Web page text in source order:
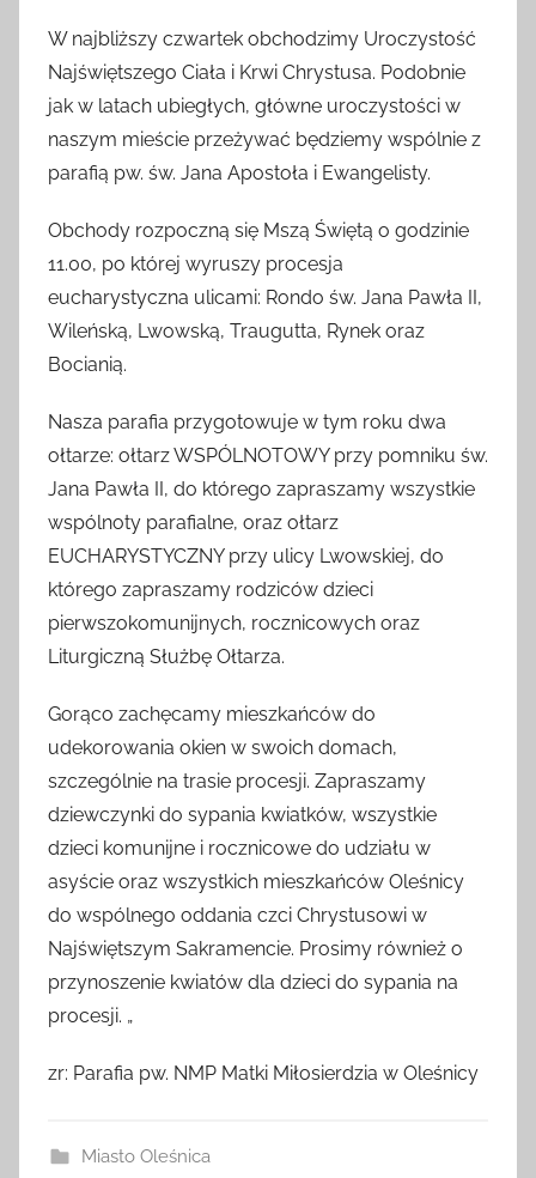
W najbliższy czwartek obchodzimy Uroczystość
Najświętszego Ciała i Krwi Chrystusa. Podobnie
jak w latach ubiegłych, główne uroczystości w
naszym mieście przeżywać będziemy wspólnie z
parafią pw. św. Jana Apostoła i Ewangelisty.
Obchody rozpoczną się Mszą Świętą o godzinie
11.00, po której wyruszy procesja
eucharystyczna ulicami: Rondo św. Jana Pawła II,
Wileńską, Lwowską, Traugutta, Rynek oraz
Bocianią.
Nasza parafia przygotowuje w tym roku dwa
ołtarze: ołtarz WSPÓLNOTOWY przy pomniku św.
Jana Pawła II, do którego zapraszamy wszystkie
wspólnoty parafialne, oraz ołtarz
EUCHARYSTYCZNY przy ulicy Lwowskiej, do
którego zapraszamy rodziców dzieci
pierwszokomunijnych, rocznicowych oraz
Liturgiczną Służbę Ołtarza.
Gorąco zachęcamy mieszkańców do
udekorowania okien w swoich domach,
szczególnie na trasie procesji. Zapraszamy
dziewczynki do sypania kwiatków, wszystkie
dzieci komunijne i rocznicowe do udziału w
asyście oraz wszystkich mieszkańców Oleśnicy
do wspólnego oddania czci Chrystusowi w
Najświętszym Sakramencie. Prosimy również o
przynoszenie kwiatów dla dzieci do sypania na
procesji. „
zr: Parafia pw. NMP Matki Miłosierdzia w Oleśnicy
Miasto Oleśnica